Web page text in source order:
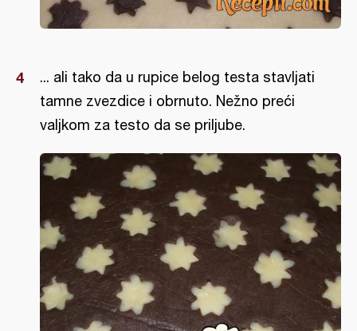
... ali tako da u rupice belog testa stavljati
tamne zvezdice i obrnuto. Nežno preći
valjkom za testo da se priljube.